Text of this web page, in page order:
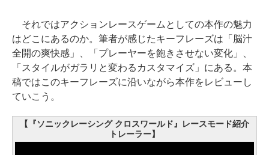
それではアクションレースゲームとしての本作の魅力
はどこにあるのか。筆者が感じたキーフレーズは「脳汁
全開の爽快感」、「プレーヤーを飽きさせない変化」、
「スタイルがガラリと変わるカスタマイズ」にある。本
稿ではこのキーフレーズに沿いながら本作をレビューし
ていこう。
【『ソニックレーシング クロスワールド』レースモード紹介
トレーラー】